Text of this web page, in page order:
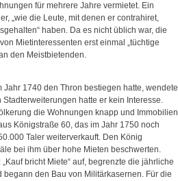
für mehrere Jahre vermietet. Ein
„wie die Leute, mit denen er contrahiret,
haben. Da es nicht üblich war, die
Mietinteressenten erst einmal „tüchtige
den Meistbietenden.
Jahr 1740 den Thron bestiegen hatte, wendete
hatte er kein Interesse.
die Wohnungen knapp und Immobilien
Königstraße 60, das im Jahr 1750 noch
Taler weiterverkauft. Den König
bei ihm über hohe Mieten beschwerten.
bricht Miete“ auf, begrenzte die jährliche
begann den Bau von Militärkasernen. Für die